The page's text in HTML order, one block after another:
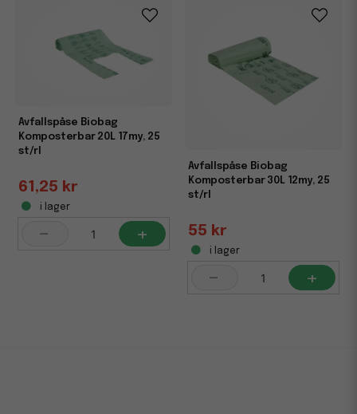
Avfallspåse Biobag
Komposterbar 20L 17my, 25
st/rl
61,25 kr
i lager
- +
Avfallspåse Biobag
Komposterbar 30L 12my, 25
st/rl
55 kr
i lager
- +